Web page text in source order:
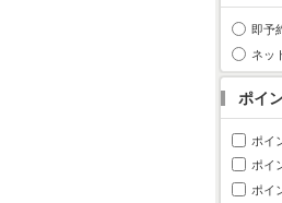
即予
ネッ
ポイ
ポイ
ポイ
ポイ